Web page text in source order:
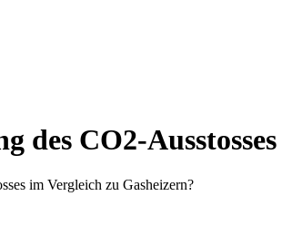
des CO2-
im Vergleich zu Gasheizern?